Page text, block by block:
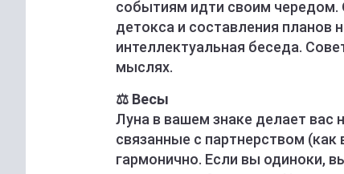
событиям идти своим чередом.
детокса и составления планов
интеллектуальная беседа.
мыслях.
⚖️ Весы
Луна в вашем знаке делает вас
связанные с партнерством
гармонично. Если вы одиноки,